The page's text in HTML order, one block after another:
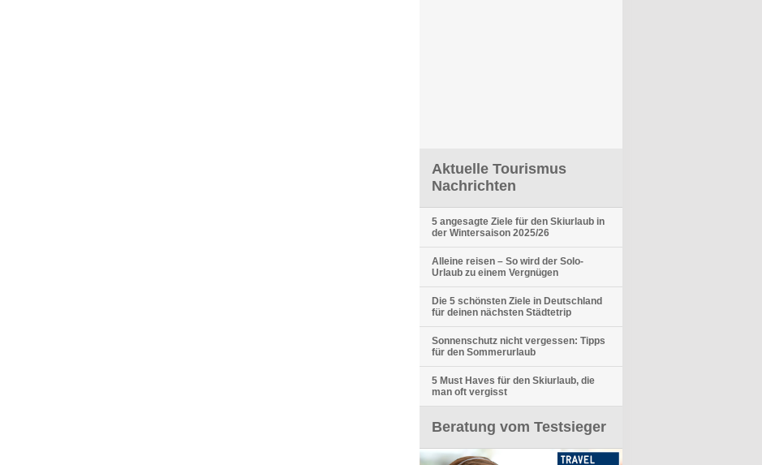
Aktuelle Tourismus
Nachrichten
5 angesagte Ziele für den Skiurlaub in
der Wintersaison 2025/26
Alleine reisen – So wird der Solo-
Urlaub zu einem Vergnügen
Die 5 schönsten Ziele in Deutschland
für deinen nächsten Städtetrip
Sonnenschutz nicht vergessen: Tipps
für den Sommerurlaub
5 Must Haves für den Skiurlaub, die
man oft vergisst
Beratung vom Testsieger